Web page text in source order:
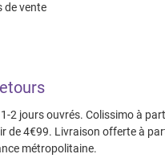
de vente
2 jours ouvrés. Colissimo à
de 4€99. Livraison offerte à
métropolitaine.